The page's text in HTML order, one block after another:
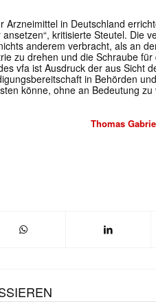
Arzneimittel in Deutschland
kritisierte Steutel. Die
anderem verbracht, als an
zu drehen und die Schraube für
vfa ist Ausdruck der aus Sicht
in Behörden
könne, ohne an Bedeutung zu
Thomas